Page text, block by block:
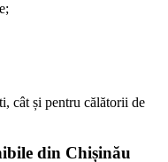
cât și pentru călătorii de
din Chișinău